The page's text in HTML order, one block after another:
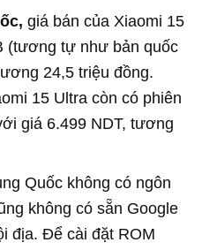
giá bán của Xiaomi 15
(tương tự như bản quốc
24,5 triệu đồng.
15 Ultra còn có phiên
giá 6.499 NDT, tương
Quốc không có ngôn
không có sẵn Google
địa. Để cài đặt ROM